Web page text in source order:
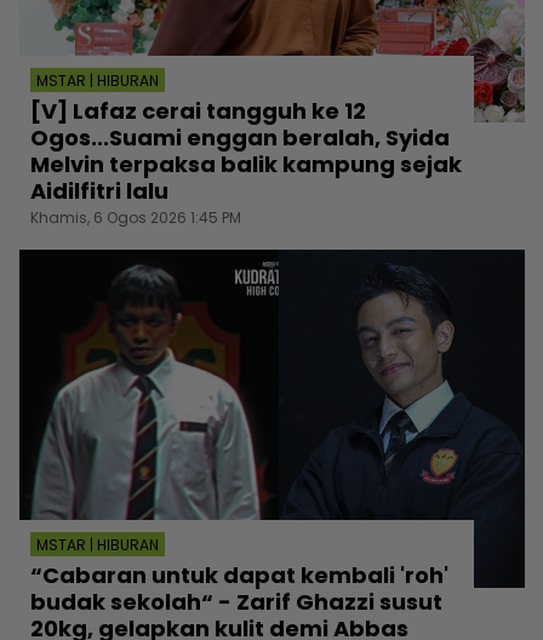
MSTAR | HIBURAN
[V] Lafaz cerai tangguh ke 12
Ogos...Suami enggan beralah, Syida
Melvin terpaksa balik kampung sejak
Aidilfitri lalu
Khamis, 6 Ogos 2026 1:45 PM
MSTAR | HIBURAN
“Cabaran untuk dapat kembali 'roh'
budak sekolah“ - Zarif Ghazzi susut
20kg, gelapkan kulit demi Abbas